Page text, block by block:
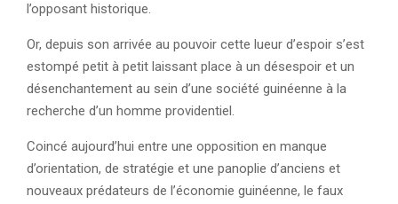
l’opposant historique.
Or, depuis son arrivée au pouvoir cette lueur d’espoir s’est
estompé petit à petit laissant place à un désespoir et un
désenchantement au sein d’une société guinéenne à la
recherche d’un homme providentiel.
Coincé aujourd’hui entre une opposition en manque
d’orientation, de stratégie et une panoplie d’anciens et
nouveaux prédateurs de l’économie guinéenne, le faux